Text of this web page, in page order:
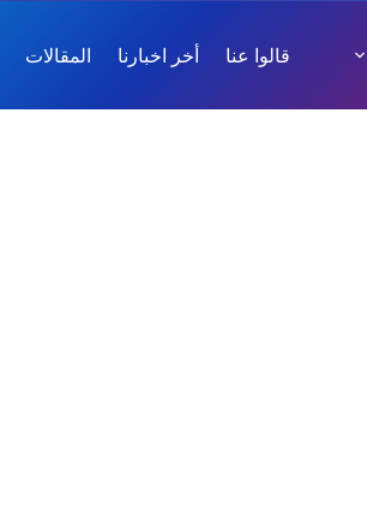
قالوا عنا أخر اخبارنا المقالات